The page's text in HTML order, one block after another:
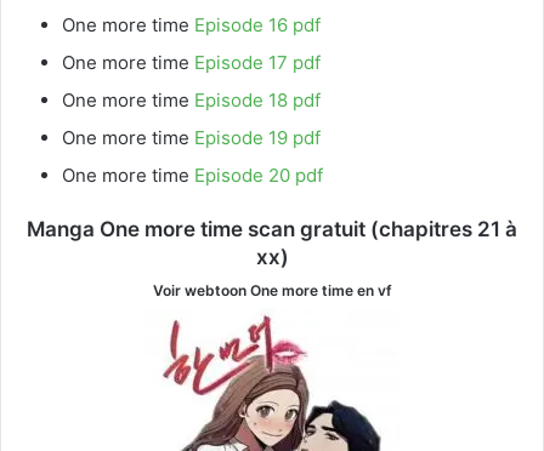
One more time Episode 16 pdf
One more time Episode 17 pdf
One more time Episode 18 pdf
One more time Episode 19 pdf
One more time Episode 20 pdf
Manga One more time scan gratuit (chapitres 21 à
xx)
Voir webtoon One more timeen vf